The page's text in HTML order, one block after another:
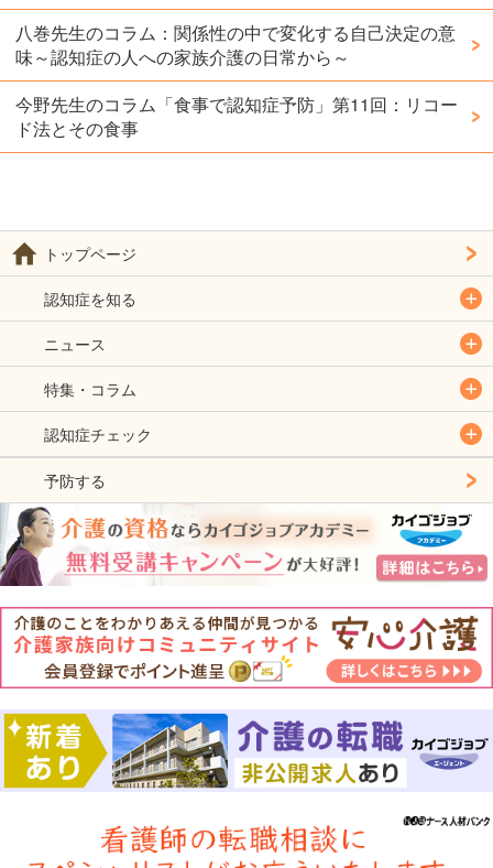
八巻先生のコラム：関係性の中で変化する自己決定の意
味～認知症の人への家族介護の日常から～
今野先生のコラム「食事で認知症予防」第11回：リコー
ド法とその食事
トップページ
認知症を知る
ニュース
特集・コラム
認知症チェック
予防する